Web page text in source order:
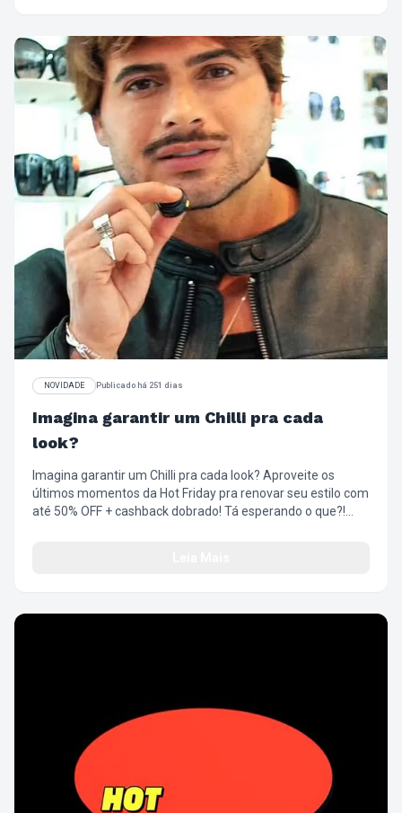
NOVIDADE Publicado há 251 dias
Imagina garantir um Chilli pra cada
look?
Imagina garantir um Chilli pra cada look? Aproveite os
últimos momentos da Hot Friday pra renovar seu estilo com
até 50% OFF + cashback dobrado! Tá esperando o que?!